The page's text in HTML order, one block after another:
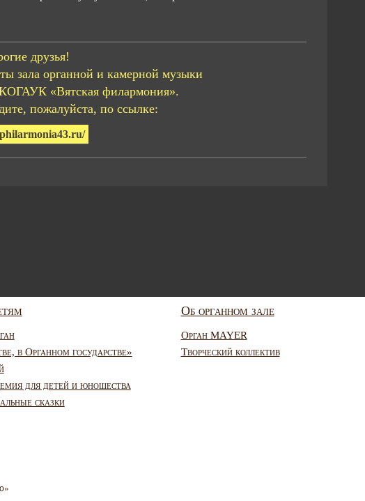
друзья!
зала органной и камерной музыки
КОГАУК «Вятская филармония».
пожалуйста, по ссылке:
в Органном государстве»
для детей и юношества
сказки
Об органном зале
Орган MAYER
Творческий коллектив